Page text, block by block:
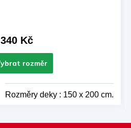
340 Kč
Rozměry deky : 150 x 200 cm.